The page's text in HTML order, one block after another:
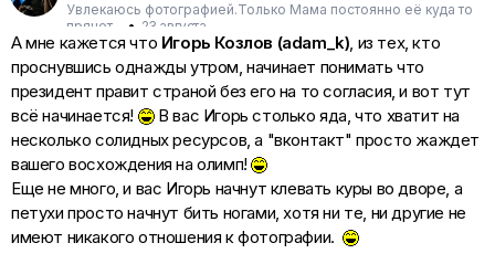
Увлекаюсь фотографией.Только Мама постоянно её куда то
прячет...
• 23 августа
А мне кажется что Игорь Козлов (adam_k), из тех, кто
проснувшись однажды утром, начинает понимать что
президент правит страной без его на то согласия, и вот тут
всё начинается!
В вас Игорь столько яда, что хватит на
несколько солидных ресурсов, а "вконтакт" просто жаждет
вашего восхождения на олимп!
Еще не много, и вас Игорь начнут клевать куры во дворе, а
петухи просто начнут бить ногами, хотя ни те, ни другие не
имеют никакого отношения к фотографии.